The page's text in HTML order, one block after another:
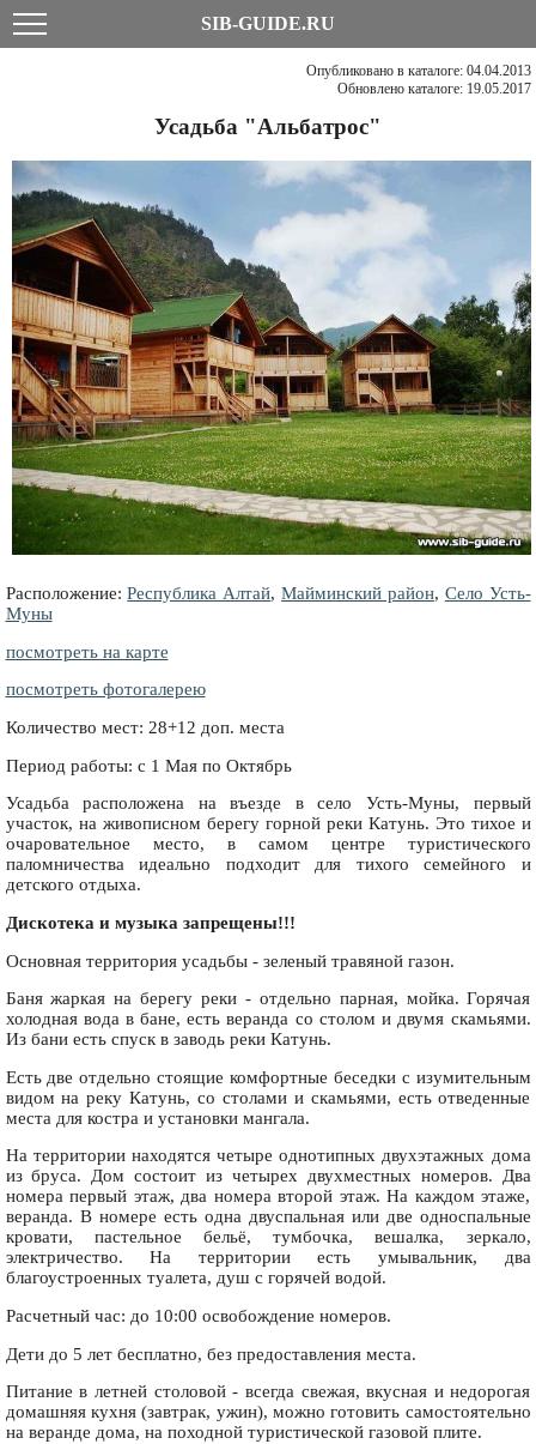
SIB-GUIDE.RU
Опубликовано в каталоге: 04.04.2013
Обновлено каталоге: 19.05.2017
Усадьба "Альбатрос"
Расположение:Республика Алтай,Майминский район, Село Усть-
Муны
посмотреть на карте
посмотреть фотогалерею
Количество мест: 28+12 доп. места
Период работы: с 1 Мая по Октябрь
Усадьба расположена на въезде в село Усть-Муны, первый
участок, на живописном берегу горной реки Катунь. Это тихое и
очаровательное место, в самом центре туристического
паломничества идеально подходит для тихого семейного и
детского отдыха.
Дискотека и музыка запрещены!!!
Основная территория усадьбы - зеленый травяной газон.
Баня жаркая на берегу реки - отдельно парная, мойка. Горячая
холодная вода в бане, есть веранда со столом и двумя скамьями.
Из бани есть спуск в заводь реки Катунь.
Есть две отдельно стоящие комфортные беседки с изумительным
видом на реку Катунь, со столами и скамьями, есть отведенные
места для костра и установки мангала.
На территории находятся четыре однотипных двухэтажных дома
из бруса. Дом состоит из четырех двухместных номеров. Два
номера первый этаж, два номера второй этаж. На каждом этаже,
веранда. В номере есть одна двуспальная или две односпальные
кровати, пастельное бельё, тумбочка, вешалка, зеркало,
электричество. На территории есть умывальник, два
благоустроенных туалета, душ с горячей водой.
Расчетный час: до 10:00 освобождение номеров.
Дети до 5 лет бесплатно, без предоставления места.
Питание в летней столовой - всегда свежая, вкусная и недорогая
домашняя кухня (завтрак, ужин), можно готовить самостоятельно
на веранде дома, на походной туристической газовой плите.